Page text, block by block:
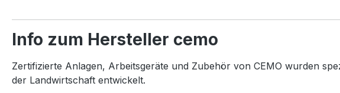
Info zum Hersteller cemo
Zertifizierte Anlagen, Arbeitsgeräte und Zubehör von CEMO wurden
der Landwirtschaft entwickelt.